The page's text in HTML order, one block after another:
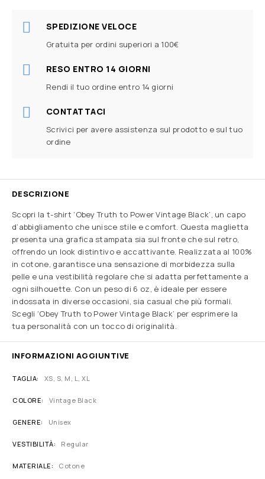
SPEDIZIONE VELOCE
Gratuita per ordini superiori a 100€
RESO ENTRO 14 GIORNI
Rendi il tuo ordine entro 14 giorni
CONTATTACI
Scrivici per avere assistenza sul prodotto e sul tuo
ordine
DESCRIZIONE
Scopri la t-shirt ‘Obey Truth to Power Vintage Black’, un capo
d’abbigliamento che unisce stile e comfort. Questa maglietta
presenta una grafica stampata sia sul fronte che sul retro,
offrendo un look distintivo e accattivante. Realizzata al 100%
in cotone, garantisce una sensazione di morbidezza sulla
pelle e una vestibilità regolare che si adatta perfettamente a
ogni silhouette. Con un peso di 6 oz, è ideale per essere
indossata in diverse occasioni, sia casual che più formali.
Scegli ‘Obey Truth to Power Vintage Black’ per esprimere la
tua personalità con un tocco di originalità.
INFORMAZIONI AGGIUNTIVE
TAGLIA XS, S, M, L, XL
COLORE Vintage Black
GENERE Unisex
VESTIBILITÀ Regular
MATERIALE Cotone